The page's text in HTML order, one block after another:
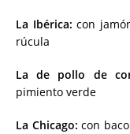
La Ibérica: con
rúcula
La de pollo de
pimiento verde
La Chicago: con